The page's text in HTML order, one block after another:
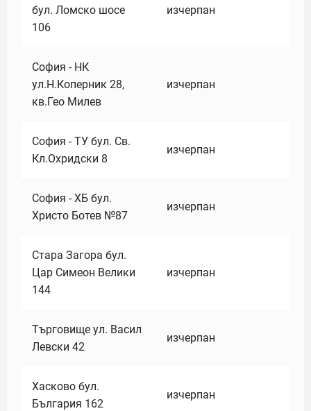
бул. Ломско шосе
106
изчерпан
София - НК
ул.Н.Коперник 28,
кв.Гео Милев
изчерпан
София - ТУ бул. Св.
Кл.Охридски 8
изчерпан
София - ХБ бул.
Христо Ботев №87
изчерпан
Стара Загора бул.
Цар Симеон Велики
144
изчерпан
Търговище ул. Васил
Левски 42
изчерпан
Хасково бул.
България 162
изчерпан